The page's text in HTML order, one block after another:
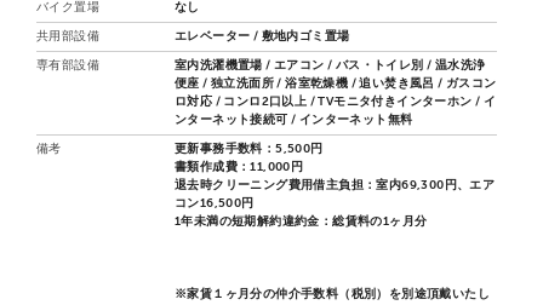
バイク置場 なし
共用部設備 エレベーター / 敷地内ゴミ置場
専有部設備
室内洗濯機置場 / エアコン / バス・トイレ別 / 温水洗浄
便座 / 独立洗面所 / 浴室乾燥機 / 追い焚き風呂 / ガスコン
ロ対応 / コンロ2口以上 / TVモニタ付きインターホン / イ
ンターネット接続可 / インターネット無料
備考
更新事務手数料：5,500円
書類作成費：11,000円
退去時クリーニング費用借主負担：室内69,300円、エア
コン16,500円
1年未満の短期解約違約金：総賃料の1ヶ月分
※家賃１ヶ月分の仲介手数料（税別）を別途頂戴いたし